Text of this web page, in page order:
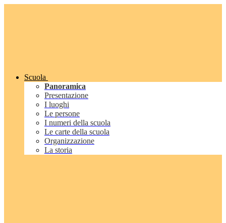
Scuola
Panoramica
Presentazione
I luoghi
Le persone
I numeri della scuola
Le carte della scuola
Organizzazione
La storia